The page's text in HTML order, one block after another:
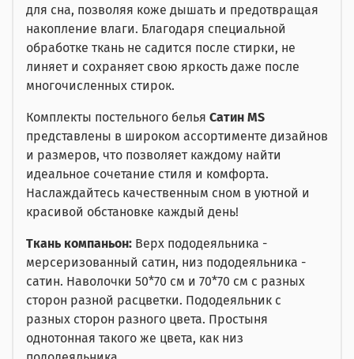
для сна, позволяя коже дышать и предотвращая
накопление влаги. Благодаря специальной
обработке ткань не садится после стирки, не
линяет и сохраняет свою яркость даже после
многочисленных стирок.
Комплекты постельного белья Сатин MS
представлены в широком ассортименте дизайнов
и размеров, что позволяет каждому найти
идеальное сочетание стиля и комфорта.
Наслаждайтесь качественным сном в уютной и
красивой обстановке каждый день!
Ткань компаньон: Верх пододеяльника -
мерсеризованный сатин, низ пододеяльника -
сатин. Наволочки 50*70 см и 70*70 см с разных
сторон разной расцветки. Пододеяльник с
разных сторон разного цвета. Простыня
однотонная такого же цвета, как низ